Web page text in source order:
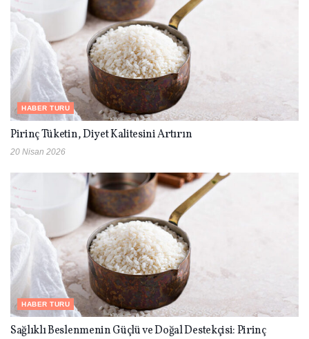
HABER TURU
Pirinç Tüketin, Diyet Kalitesini Artırın
20 Nisan 2026
HABER TURU
Sağlıklı Beslenmenin Güçlü ve Doğal Destekçisi: Pirinç